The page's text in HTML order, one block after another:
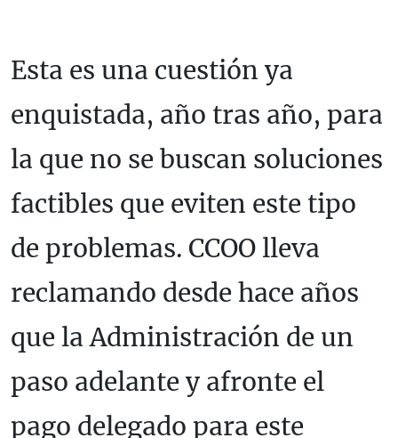
Esta es una cuestión ya
enquistada, año tras año, para
la que no se buscan soluciones
factibles que eviten este tipo
de problemas. CCOO lleva
reclamando desde hace años
que la Administración de un
paso adelante y afronte el
pago delegado para este